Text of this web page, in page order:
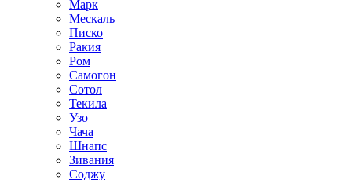
Марк
Мескаль
Писко
Ракия
Ром
Самогон
Сотол
Текила
Узо
Чача
Шнапс
Зивания
Соджу